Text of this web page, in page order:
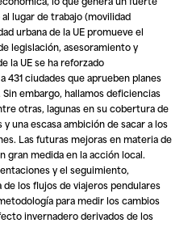
lugar de trabajo (movilidad
urbana de la UE promueve el
legislación, asesoramiento y
la UE se ha reforzado
ciudades que aprueben planes
embargo, hallamos deficiencias
otras, lagunas en su cobertura de
una escasa ambición de sacar a los
Las futuras mejoras en materia de
gran medida en la acción local.
y el seguimiento,
los flujos de viajeros pendulares
para medir los cambios
invernadero derivados de los